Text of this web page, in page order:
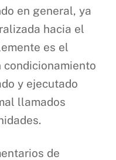
en general, ya
hacia el
es el
y ejecutado
llamados
de